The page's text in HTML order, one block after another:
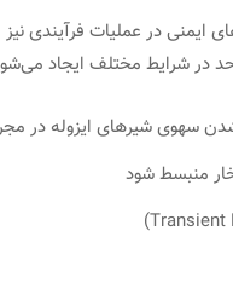
ایمنی در عملیات فرآیندی
در شرایط مختلف ایجاد
سهوی شیرهای ایزوله در
منبسط شود